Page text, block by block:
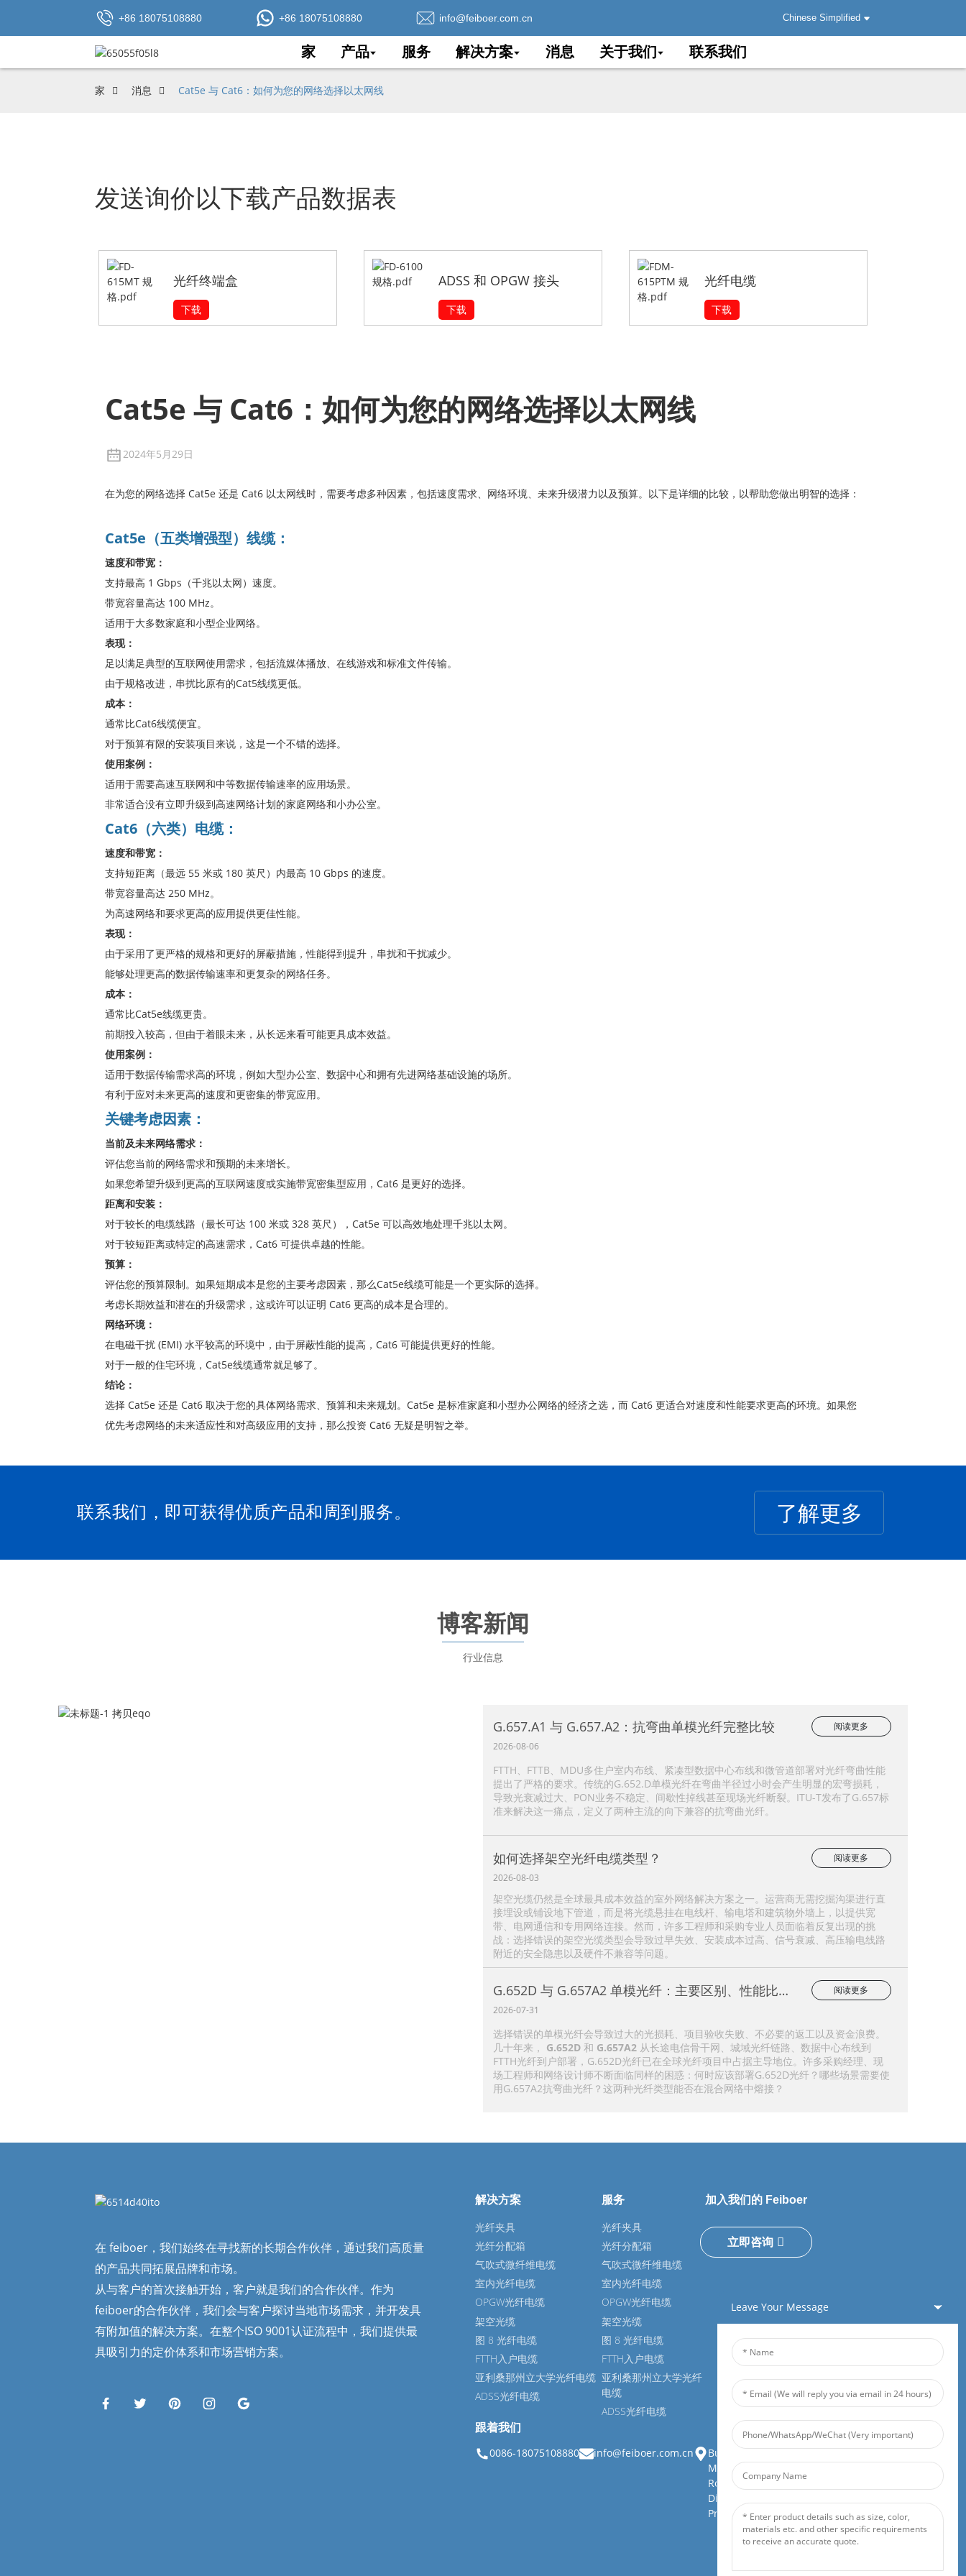
+86 18075108880 +86 18075108880 info@feiboer.com.cn Chinese Simplified
家 产品 服务 解决方案 消息 关于我们 联系我们
家 消息 Cat5e 与 Cat6：如何为您的网络选择以太网线
发送询价以下载产品数据表
光纤终端盒
下载
ADSS 和 OPGW 接头
下载
光纤电缆
下载
Cat5e 与 Cat6：如何为您的网络选择以太网线
2024年5月29日
在为您的网络选择 Cat5e 还是 Cat6 以太网线时，需要考虑多种因素，包括速度需求、网络环境、未来升级潜力以及预算。以下是详细的比较，以帮助您做出明智的选择：
Cat5e（五类增强型）线缆：
速度和带宽：
支持最高 1 Gbps（千兆以太网）速度。
带宽容量高达 100 MHz。
适用于大多数家庭和小型企业网络。
表现：
足以满足典型的互联网使用需求，包括流媒体播放、在线游戏和标准文件传输。
由于规格改进，串扰比原有的Cat5线缆更低。
成本：
通常比Cat6线缆便宜。
对于预算有限的安装项目来说，这是一个不错的选择。
使用案例：
适用于需要高速互联网和中等数据传输速率的应用场景。
非常适合没有立即升级到高速网络计划的家庭网络和小办公室。
Cat6（六类）电缆：
速度和带宽：
支持短距离（最远 55 米或 180 英尺）内最高 10 Gbps 的速度。
带宽容量高达 250 MHz。
为高速网络和要求更高的应用提供更佳性能。
表现：
由于采用了更严格的规格和更好的屏蔽措施，性能得到提升，串扰和干扰减少。
能够处理更高的数据传输速率和更复杂的网络任务。
成本：
通常比Cat5e线缆更贵。
前期投入较高，但由于着眼未来，从长远来看可能更具成本效益。
使用案例：
适用于数据传输需求高的环境，例如大型办公室、数据中心和拥有先进网络基础设施的场所。
有利于应对未来更高的速度和更密集的带宽应用。
关键考虑因素：
当前及未来网络需求：
评估您当前的网络需求和预期的未来增长。
如果您希望升级到更高的互联网速度或实施带宽密集型应用，Cat6 是更好的选择。
距离和安装：
对于较长的电缆线路（最长可达 100 米或 328 英尺），Cat5e 可以高效地处理千兆以太网。
对于较短距离或特定的高速需求，Cat6 可提供卓越的性能。
预算：
评估您的预算限制。如果短期成本是您的主要考虑因素，那么Cat5e线缆可能是一个更实际的选择。
考虑长期效益和潜在的升级需求，这或许可以证明 Cat6 更高的成本是合理的。
网络环境：
在电磁干扰 (EMI) 水平较高的环境中，由于屏蔽性能的提高，Cat6 可能提供更好的性能。
对于一般的住宅环境，Cat5e线缆通常就足够了。
结论：
选择 Cat5e 还是 Cat6 取决于您的具体网络需求、预算和未来规划。Cat5e 是标准家庭和小型办公网络的经济之选，而 Cat6 更适合对速度和性能要求更高的环境。如果您
优先考虑网络的未来适应性和对高级应用的支持，那么投资 Cat6 无疑是明智之举。
联系我们，即可获得优质产品和周到服务。 了解更多
博客新闻
行业信息
G.657.A1 与 G.657.A2：抗弯曲单模光纤完整比较
阅读更多
2026-08-06
FTTH、FTTB、MDU多住户室内布线、紧凑型数据中心布线和微管道部署对光纤弯曲性能
提出了严格的要求。传统的G.652.D单模光纤在弯曲半径过小时会产生明显的宏弯损耗，
导致光衰减过大、PON业务不稳定、间歇性掉线甚至现场光纤断裂。ITU-T发布了G.657标
准来解决这一痛点，定义了两种主流的向下兼容的抗弯曲光纤。
如何选择架空光纤电缆类型？
阅读更多
2026-08-03
架空光缆仍然是全球最具成本效益的室外网络解决方案之一。运营商无需挖掘沟渠进行直
接埋设或铺设地下管道，而是将光缆悬挂在电线杆、输电塔和建筑物外墙上，以提供宽
带、电网通信和专用网络连接。然而，许多工程师和采购专业人员面临着反复出现的挑
战：选择错误的架空光缆类型会导致过早失效、安装成本过高、信号衰减、高压输电线路
附近的安全隐患以及硬件不兼容等问题。
G.652D 与 G.657A2 单模光纤：主要区别、性能比较
及应用选择指南
阅读更多
2026-07-31
选择错误的单模光纤会导致过大的光损耗、项目验收失败、不必要的返工以及资金浪费。
几十年来， G.652D 和 G.657A2 从长途电信骨干网、城域光纤链路、数据中心布线到
FTTH光纤到户部署，G.652D光纤已在全球光纤项目中占据主导地位。许多采购经理、现
场工程师和网络设计师不断面临同样的困惑：何时应该部署G.652D光纤？哪些场景需要使
用G.657A2抗弯曲光纤？这两种光纤类型能否在混合网络中熔接？
在 feiboer，我们始终在寻找新的长期合作伙伴，通过我们高质量
的产品共同拓展品牌和市场。
从与客户的首次接触开始，客户就是我们的合作伙伴。作为
feiboer的合作伙伴，我们会与客户探讨当地市场需求，并开发具
有附加值的解决方案。在整个ISO 9001认证流程中，我们提供最
具吸引力的定价体系和市场营销方案。
解决方案
光纤夹具
光纤分配箱
气吹式微纤维电缆
室内光纤电缆
OPGW光纤电缆
架空光缆
图 8 光纤电缆
FTTH入户电缆
亚利桑那州立大学光纤电缆
ADSS光纤电缆
服务
光纤夹具
光纤分配箱
气吹式微纤维电缆
室内光纤电缆
OPGW光纤电缆
架空光缆
图 8 光纤电缆
FTTH入户电缆
亚利桑那州立大学光纤
电缆
ADSS光纤电缆
加入我们的 Feiboer
立即咨询
跟着我们
0086-18075108880 info@feiboer.com.cn
Building 1, Zhongjianbaobao
Mansion, No. 30, Lianhu 3rd
Road, Tianding Street, Yuelu
District, Changsha City, Hunan
Province
Leave Your Message